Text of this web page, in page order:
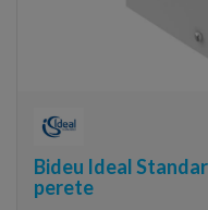
Bideu Ideal
perete